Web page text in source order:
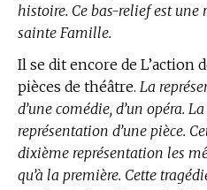
histoire. Ce bas-relief est une
sainte Famille.
Il se dit encore de L’action
pièces de théâtre. La
d’une comédie, d’un opéra.
représentation d’une pièce.
dixième représentation les
qu’à la première. Cette